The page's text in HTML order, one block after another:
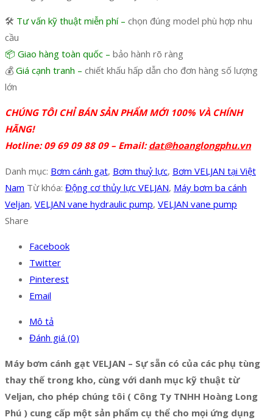
🛠️ Tư vấn kỹ thuật miễn phí – chọn đúng model phù hợp nhu
cầu
📦 Giao hàng toàn quốc – bảo hành rõ ràng
💰 Giá cạnh tranh – chiết khấu hấp dẫn cho đơn hàng số lượng
lớn
CHÚNG TÔI CHỈ BÁN SẢN PHẨM MỚI 100% VÀ CHÍNH
HÃNG!
Hotline: 09 69 09 88 09 – Email:dat@hoanglongphu.vn
Danh mục: Bơm cánh gạt, Bơm thuỷ lực, Bơm VELJAN tại Việt
Nam Từ khóa: Động cơ thủy lực VELJAN, Máy bơm ba cánh
Veljan, VELJAN vane hydraulic pump, VELJAN vane pump
Share
Facebook
Twitter
Pinterest
Email
Mô tả
Đánh giá (0)
Máy bơm cánh gạt VELJAN – Sự sẵn có của các phụ tùng
thay thế trong kho, cùng với danh mục kỹ thuật từ
Veljan, cho phép chúng tôi ( Công Ty TNHH Hoàng Long
Phú ) cung cấp một sản phẩm cụ thể cho mọi ứng dụng